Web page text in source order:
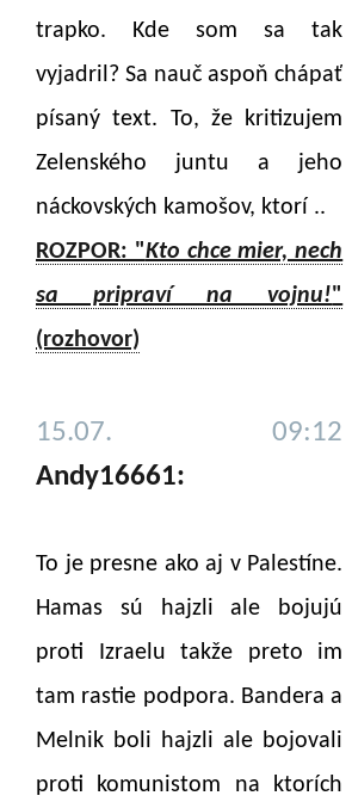
trapko. Kde som sa tak
vyjadril? Sa nauč aspoň chápať
písaný text. To, že kritizujem
Zelenského juntu a jeho
náckovských kamošov, ktorí ..
ROZPOR: "Kto chce mier, nech
sa pripraví na vojnu!"
(rozhovor)
15.07. 09:12
Andy16661:
To je presne ako aj v Palestíne.
Hamas sú hajzli ale bojujú
proti Izraelu takže preto im
tam rastie podpora. Bandera a
Melnik boli hajzli ale bojovali
proti komunistom na ktorích